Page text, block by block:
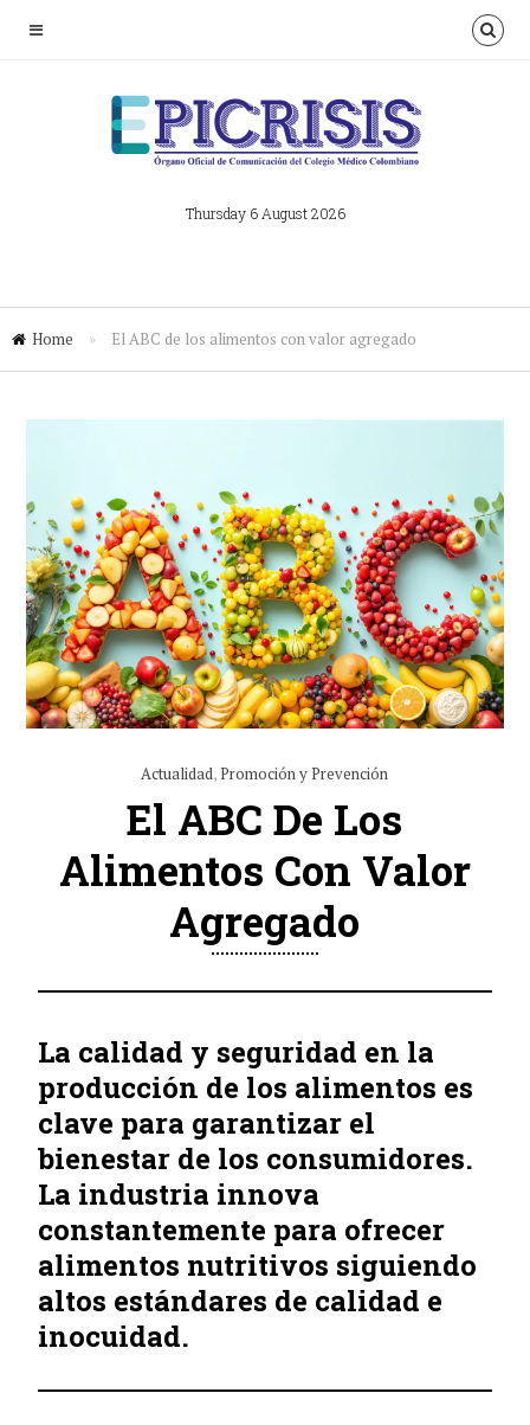
Thursday 6 August 2026
Home » El ABC de los alimentos con valor agregado
Actualidad,Promoción y Prevención
El ABC De Los
Alimentos Con Valor
Agregado
La calidad y seguridad en la
producción de los alimentos es
clave para garantizar el
bienestar de los consumidores.
La industria innova
constantemente para ofrecer
alimentos nutritivos siguiendo
altos estándares de calidad e
inocuidad.